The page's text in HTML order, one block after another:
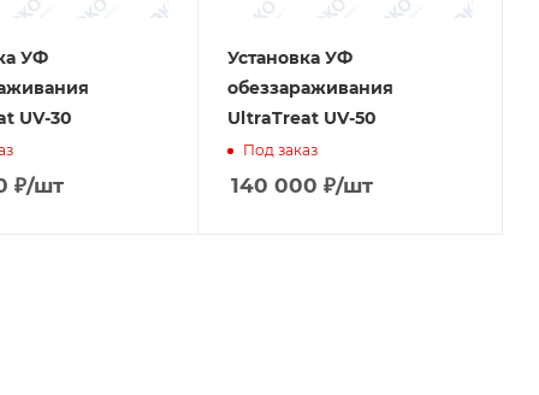
УФ
UV-30
₽/шт
Установка УФ
обеззараживания
UltraTreat UV-50
Под заказ
140 000 ₽/шт